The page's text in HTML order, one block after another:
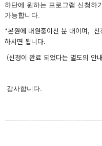
하단에 원하는 프로그램 신청하
가능합니다.
*본원에 내원중이신 분 대이며,
하시면 됩니다.
(신청이 완료 되었다는 별도의 안
감사합니다.